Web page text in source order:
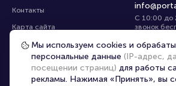
Контакты
Карта сайта
Управление cookies
С 10:00 до
звонок
Все
Главная | Мурманск
Мы используем cookies и
персональные данные (IP-адрес,
посещении страниц) для работы
рекламы. Нажимая «Принять», вы